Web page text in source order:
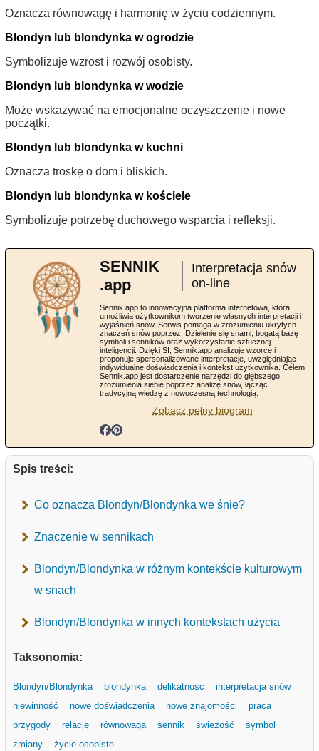
Oznacza równowagę i harmonię w życiu codziennym.
Blondyn lub blondynka w ogrodzie
Symbolizuje wzrost i rozwój osobisty.
Blondyn lub blondynka w wodzie
Może wskazywać na emocjonalne oczyszczenie i nowe
początki.
Blondyn lub blondynka w kuchni
Oznacza troskę o dom i bliskich.
Blondyn lub blondynka w kościele
Symbolizuje potrzebę duchowego wsparcia i refleksji.
SENNIK
.app
Interpretacja snów
on-line
Sennik.app to innowacyjna platforma internetowa, która
umożliwia użytkownikom tworzenie własnych interpretacji i
wyjaśnień snów. Serwis pomaga w zrozumieniu ukrytych
znaczeń snów poprzez: Dzielenie się snami, bogatą bazę
symboli i senników oraz wykorzystanie sztucznej
inteligencji: Dzięki SI, Sennik.app analizuje wzorce i
proponuje spersonalizowane interpretacje, uwzględniając
indywidualne doświadczenia i kontekst użytkownika. Celem
Sennik.app jest dostarczenie narzędzi do głębszego
zrozumienia siebie poprzez analizę snów, łącząc
tradycyjną wiedzę z nowoczesną technologią.
Zobacz pełny biogram
Spis treści:
Co oznacza Blondyn/Blondynka we śnie?
Znaczenie w sennikach
Blondyn/Blondynka w różnym kontekście kulturowym
w snach
Blondyn/Blondynka w innych kontekstach użycia
Taksonomia:
Blondyn/Blondynka blondynka delikatność
interpretacja snów
niewinność
nowe doświadczenia nowe znajomości
praca
przygody
relacje równowaga sennik świeżość
symbol
zmiany
życie osobiste